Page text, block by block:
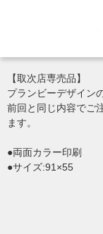
【取次店専売品】
プランビーデザイン
前回と同じ内容でご
ます。
●両面カラー印刷
●サイズ:91×55